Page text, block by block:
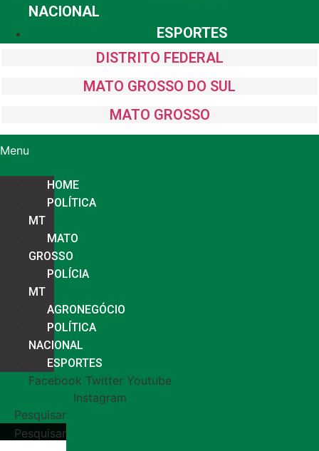
NACIONAL
ESPORTES
DISTRITO FEDERAL
MATO GROSSO DO SUL
MATO GROSSO
Menu
HOME
POLÍTICA
MT
MATO
GROSSO
POLÍCIA
MT
AGRONEGÓCIO
POLÍTICA
NACIONAL
ESPORTES
Facebook Twitter Youtube
Instagram
Pesquisar
Pesquisar